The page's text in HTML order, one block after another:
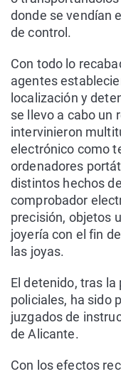
donde se vendían
de control.
Con todo lo
agentes
localización y
se llevo a cabo un
intervinieron
electrónico como
ordenadores
distintos hechos
comprobador
precisión, objetos
joyería con el fin
las joyas.
El detenido, tras
policiales, ha sido
juzgados de
de Alicante.
Con los efectos